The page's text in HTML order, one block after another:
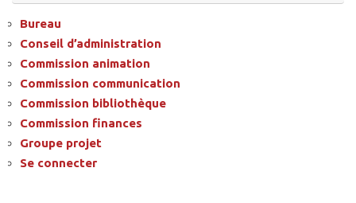
Bureau
Conseil d’administration
Commission animation
Commission communication
Commission bibliothèque
Commission finances
Groupe projet
Se connecter